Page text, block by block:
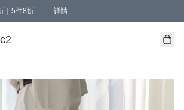
｜5件8折 詳情
上減HKD 20.00；買2件或以上減HKD 60.00；買3件
費
運費